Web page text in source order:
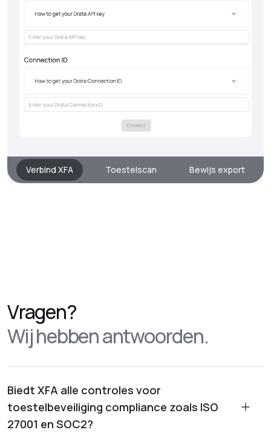
Verbind XFA Toestelscan Bewijs export
Vragen?
Wij hebben antwoorden.
Biedt XFA alle controles voor
toestelbeveiliging compliance zoals ISO
27001 en SOC2?